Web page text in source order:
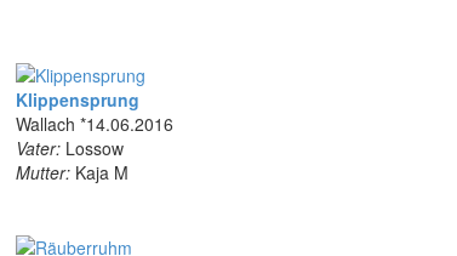
Klippensprung
Wallach *14.06.2016
Vater:Lossow
Mutter:Kaja M